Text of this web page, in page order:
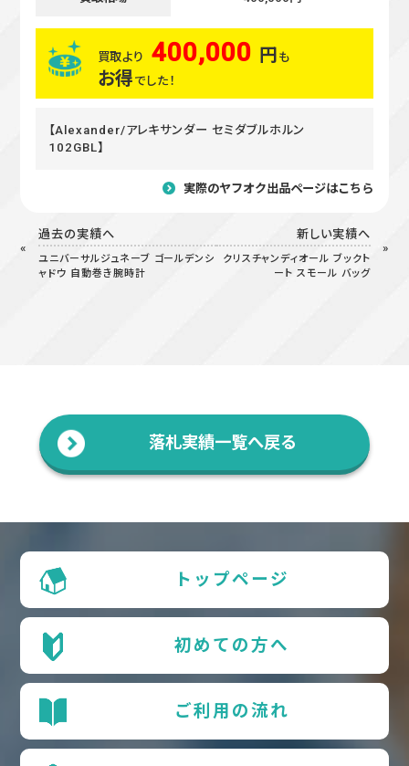
買取より 400,000 円 も
お得 でした！
【Alexander/アレキサンダー セミダブルホルン
102GBL】
実際のヤフオク出品ページはこちら
過去の実績へ
ユニバーサルジュネーブ ゴールデンシ
ャドウ 自動巻き腕時計
新しい実績へ
クリスチャンディオール ブックト
ート スモール バッグ
落札実績一覧へ戻る
トップページ
初めての方へ
ご利用の流れ